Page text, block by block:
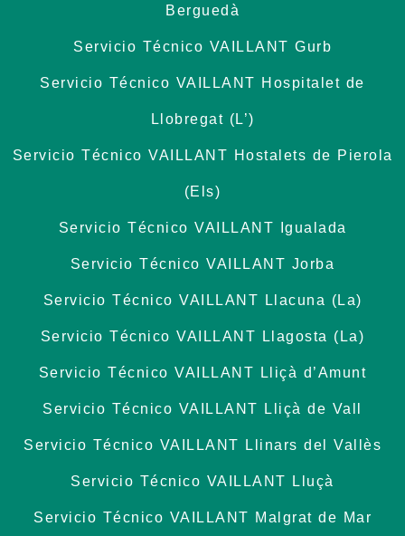
Berguedà
Servicio Técnico VAILLANT Gurb
Servicio Técnico VAILLANT Hospitalet de
Llobregat (L’)
Servicio Técnico VAILLANT Hostalets de Pierola
(Els)
Servicio Técnico VAILLANT Igualada
Servicio Técnico VAILLANT Jorba
Servicio Técnico VAILLANT Llacuna (La)
Servicio Técnico VAILLANT Llagosta (La)
Servicio Técnico VAILLANT Lliçà d’Amunt
Servicio Técnico VAILLANT Lliçà de Vall
Servicio Técnico VAILLANT Llinars del Vallès
Servicio Técnico VAILLANT Lluçà
Servicio Técnico VAILLANT Malgrat de Mar